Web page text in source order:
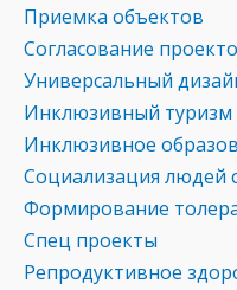
Приемка объектов
Согласование
Универсальный
Инклюзивный туризм
Инклюзивное
Социализация людей
Формирование
Спец проекты
Репродуктивное